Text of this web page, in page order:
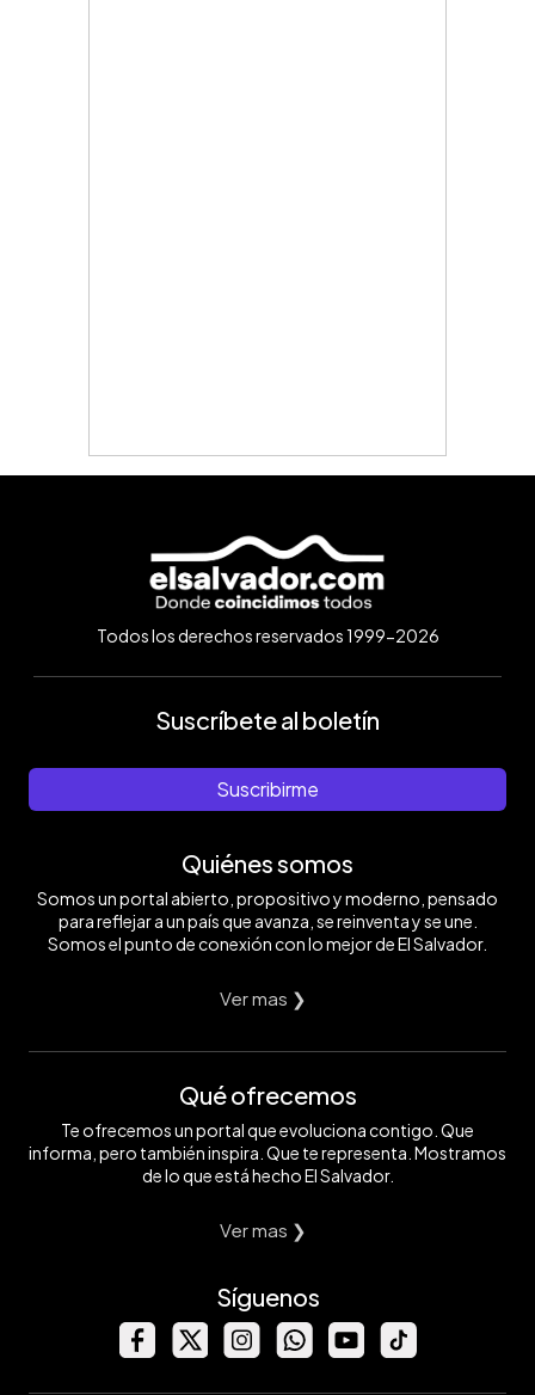
Todos los derechos reservados 1999-2026
Suscríbete al boletín
Suscribirme
Quiénes somos
Somos un portal abierto, propositivo y moderno, pensado
para reflejar a un país que avanza, se reinventa y se une.
Somos el punto de conexión con lo mejor de El Salvador.
Ver mas ❯
Qué ofrecemos
Te ofrecemos un portal que evoluciona contigo. Que
informa, pero también inspira. Que te representa. Mostramos
de lo que está hecho El Salvador.
Ver mas ❯
Síguenos